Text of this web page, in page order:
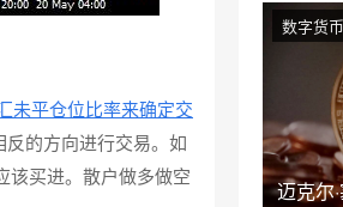
未平仓位比率来确定交
的方向进行交易。如
该买进。散户做多做空
迈克尔
数字货币